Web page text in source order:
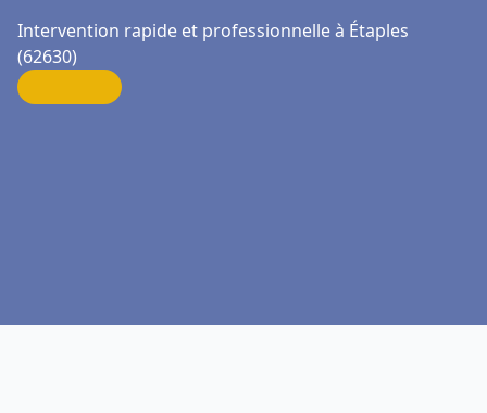
Intervention rapide et professionnelle à Étaples
(62630)